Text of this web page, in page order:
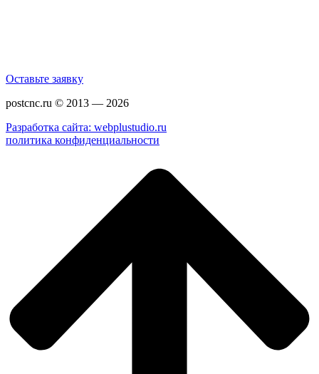
Оставьте заявку
postcnc.ru © 2013 — 2026
Разработка сайта: webplustudio.ru
политика конфиденциальности